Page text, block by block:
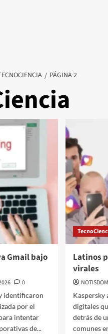
PÁGINA 2
Gmail bajo
0
identificaron
por el
intentar
de...
Latinos
virales
NOTISDOM
Kaspersky
digitales
detrás de
comunes